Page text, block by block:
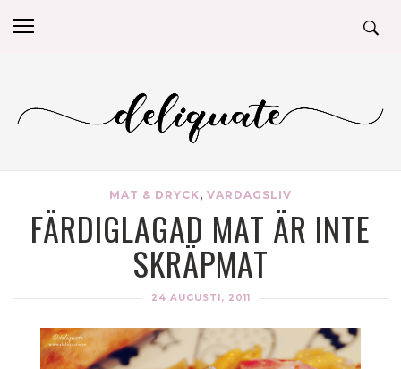
MAT & DRYCK, VARDAGSLIV
FÄRDIGLAGAD MAT ÄR INTE
SKRÄPMAT
24 AUGUSTI, 2011